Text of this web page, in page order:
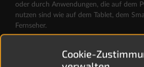
Cookie-
oder durch Anwendungen, die auf dem
nutzen sind wie auf dem Tablet, dem
Fernseher.
Übersicht